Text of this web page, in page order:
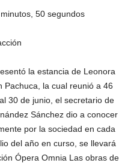
50 segundos
la estancia de Leonora
Pachuca, la cual reunió a 46
30 de junio, el secretario de
Sánchez dio a conocer
por la sociedad en cada
del año en curso, se llevará
Ópera Omnia Las obras de